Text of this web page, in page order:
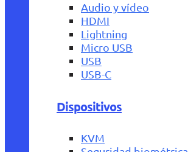
Audio y vídeo
HDMI
Lightning
Micro USB
USB
USB-C
Dispositivos
KVM